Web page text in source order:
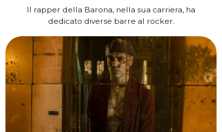
Il rapper della Barona, nella sua carriera, ha
dedicato diverse barre al rocker.